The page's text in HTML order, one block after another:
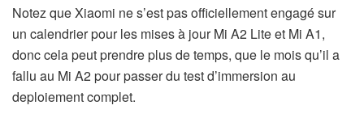
Notez que Xiaomi ne s’est pas officiellement engagé sur
un calendrier pour les mises à jour Mi A2 Lite et Mi A1,
donc cela peut prendre plus de temps, que le mois qu’il a
fallu au Mi A2 pour passer du test d’immersion au
deploiement complet.